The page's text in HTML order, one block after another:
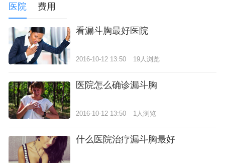
医院 费用
看漏斗胸最好医院
2016-10-12 13:50 19人浏览
医院怎么确诊漏斗胸
2016-10-12 13:50 1人浏览
什么医院治疗漏斗胸最好